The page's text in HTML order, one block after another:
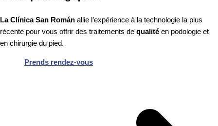
La Clínica San Román allie l’expérience à la technologie la plus
récente pour vous offrir des traitements de qualité en podologie et
en chirurgie du pied.
Prends rendez-vous